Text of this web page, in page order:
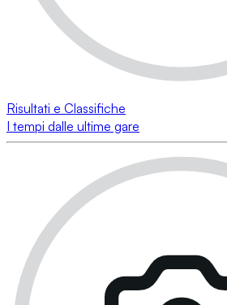
Risultati e Classifiche
I tempi dalle ultime gare